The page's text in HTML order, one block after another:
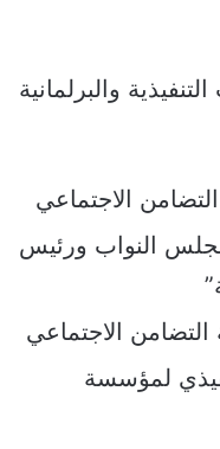
والبرلمانية
الاجتماعي
مجلس النواب ورئيس
الاجتماعي
لمؤسسة